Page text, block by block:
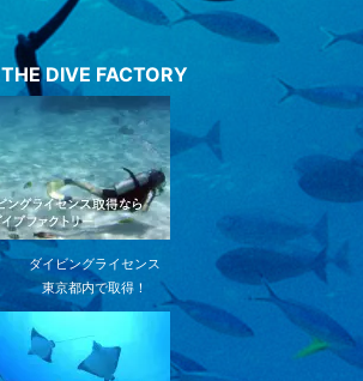
THE DIVE FACTORY
ダイビングライセンス
東京都内で取得！